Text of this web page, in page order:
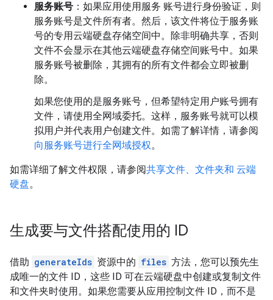
服务账号 ：如果应用使用服务 账号进行身份验证，则
服务账号是文件所有者。然后，该文件将位于服务账
号的专用云端硬盘存储空间中。除非明确共享，否则
文件不会显示在其他云端硬盘存储空间账号中。如果
服务账号被删除，其拥有的所有文件都会立即被删
除。
如果您使用的是服务账号，但希望特定用户账号拥有
文件，请使用全网域委托。这样，服务账号就可以模
拟用户并代表用户创建文件。如需了解详情，请参阅
向服务账号进行全网域授权。
如需详细了解文件权限，请参阅共享文件、文件夹和 云端
硬盘。
生成要与文件搭配使用的 ID
借助 generateIds 资源中的 files 方法，您可以预先生
成唯一的文件 ID，这些 ID 可在云端硬盘中创建或复制文件
和文件夹时使用。如果您需要从应用控制文件 ID，而不是